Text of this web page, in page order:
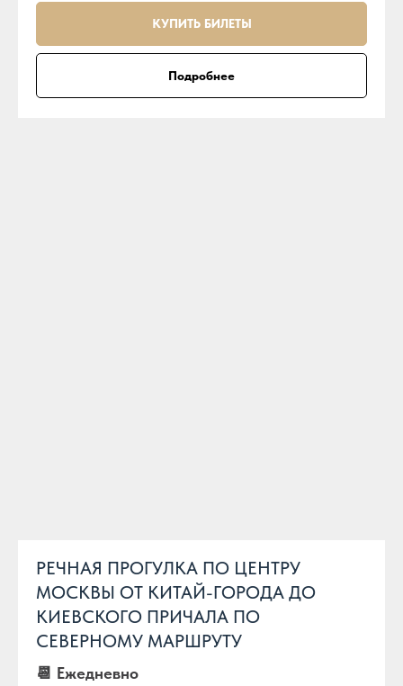
КУПИТЬ БИЛЕТЫ
Подробнее
РЕЧНАЯ ПРОГУЛКА ПО ЦЕНТРУ
МОСКВЫ ОТ КИТАЙ-ГОРОДА ДО
КИЕВСКОГО ПРИЧАЛА ПО
СЕВЕРНОМУ МАРШРУТУ
📆 Ежедневно